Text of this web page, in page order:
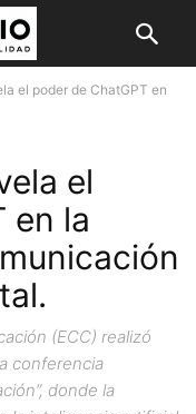
el poder de ChatGPT en
el
en la
(ECC) realizó
conferencia
donde la